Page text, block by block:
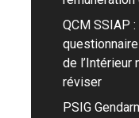
QCM SSIAP
de l’Intérieur
réviser
PSIG